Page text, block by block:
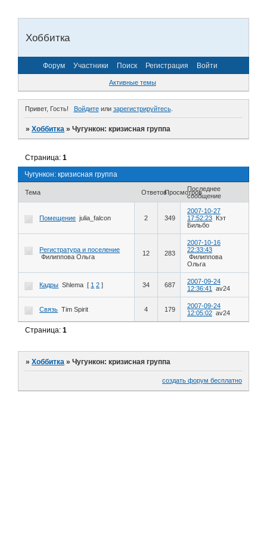
Хоббитка
Форум Участники Поиск Регистрация Войти
Активные темы
Привет, Гость! Войдитеили зарегистрируйтесь.
»Хоббитка »Чугункон: кризисная группа
Чугункон: кризисная группа
Страница:1
Тема ОтветовПросмотровПоследнее
сообщение
Помещение julia_falcon 2 349
2007-10-27
17:52:23
Кэт
Бильбо
Регистратура и поселение
Филиппова Ольга
12 283
2007-10-16
22:33:43
Филиппова
Ольга
Кадры Shlema [ 1 2 ] 34 687
2007-09-24
12:36:41
av24
Связь Tim Spirit 4 179
2007-09-24
12:05:02 av24
Страница:1
»Хоббитка »Чугункон: кризисная группа
создать форум бесплатно